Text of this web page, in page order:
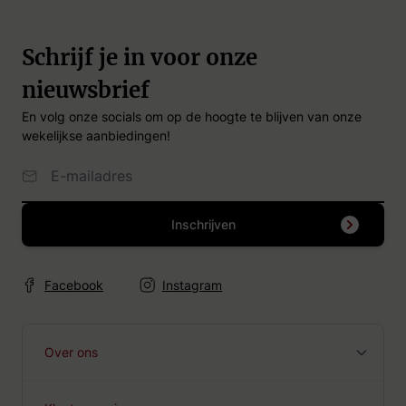
Schrijf je in voor onze
nieuwsbrief
En volg onze socials om op de hoogte te blijven van onze
wekelijkse aanbiedingen!
Inschrijven
Facebook Instagram
Over ons